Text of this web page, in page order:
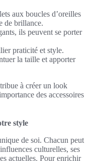
aux boucles d’oreilles
de brillance.
ils peuvent se porter
praticité et style.
la taille et apporter
à créer un look
des accessoires
style
de soi. Chacun peut
culturelles, ses
actuelles. Pour enrichir